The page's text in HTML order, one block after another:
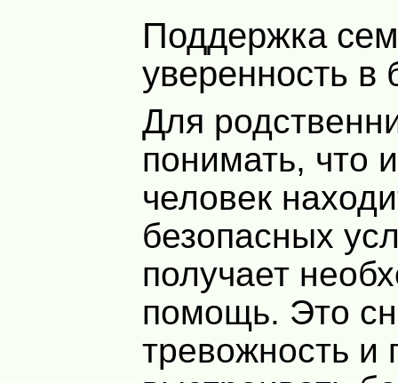
Поддержка семьи и
уверенность
Для
понимать, что
человек
безопасных
получает
помощь. Это
тревожность и